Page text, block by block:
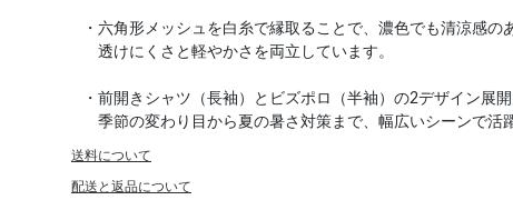
・六角形メッシュを白糸で縁取ることで、濃色でも清涼感の
透けにくさと軽やかさを両立しています。
・前開きシャツ（長袖）とビズポロ（半袖）の2デザイン展開
季節の変わり目から夏の暑さ対策まで、幅広いシーンで活
送料について
配送と返品について